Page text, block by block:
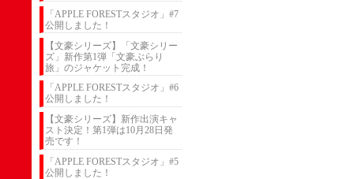
「APPLE FORESTスタジオ」#7
公開しました！
【文豪シリーズ】「文豪シリー
ズ」新作第1弾「文豪ぶらり
旅」のジャケット完成！
「APPLE FORESTスタジオ」#6
公開しました！
【文豪シリーズ】新作出演キャ
スト決定！第1弾は10月28日発
売です！
「APPLE FORESTスタジオ」#5
公開しました！